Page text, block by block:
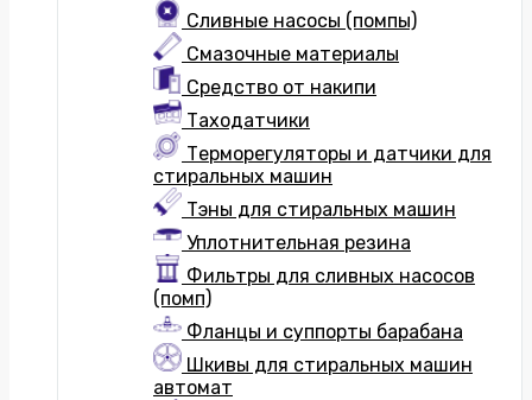
Сливные насосы (помпы)
Смазочные материалы
Средство от накипи
Таходатчики
Терморегуляторы и датчики для
стиральных машин
Тэны для стиральных машин
Уплотнительная резина
Фильтры для сливных насосов
(помп)
Фланцы и суппорты барабана
Шкивы для стиральных машин
автомат